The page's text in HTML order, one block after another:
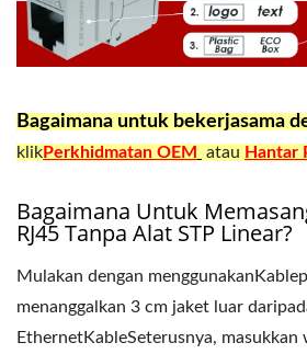
Bagaimana untuk bekerjasama
klikPerkhidmatan OEM atau Hantar
Bagaimana Untuk
RJ45 Tanpa Alat STP Linear?
Mulakan dengan
menanggalkan 3 cm jaket luar
EthernetKableSeterusnya, masukkan